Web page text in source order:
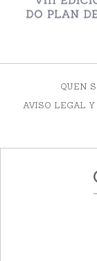
QUEN
AVISO LEGAL